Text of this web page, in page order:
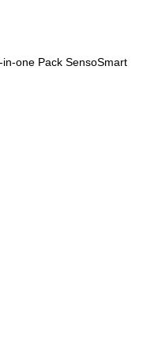
one Pack SensoSmart